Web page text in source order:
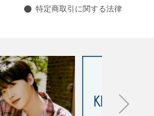
特定商取引に関する法律